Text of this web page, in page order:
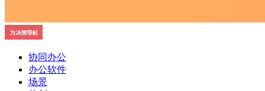
协同办公
办公软件
场景